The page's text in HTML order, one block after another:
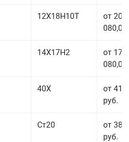
12Х18Н10Т
от 208
080,00
14Х17Н2
от 179
080,00
40Х
от 41
руб.
Ст20
от 38
руб.